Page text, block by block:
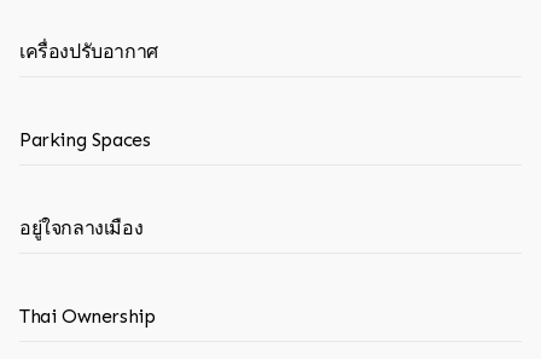
เครื่องปรับอากาศ
Parking Spaces
อยู่ใจกลางเมือง
Thai Ownership